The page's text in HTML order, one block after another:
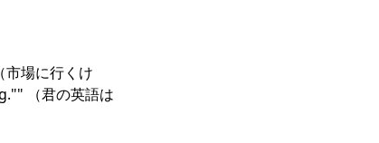
場に行くけ
（君の英語は